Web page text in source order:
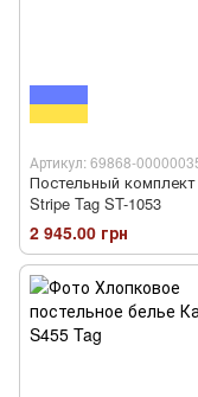
Артикул: 69868-
Постельный комплект
Stripe Tag ST-1053
2 945.00 грн